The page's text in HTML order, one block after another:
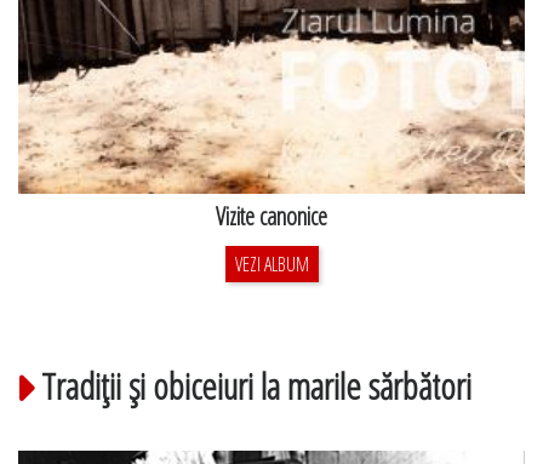
Vizite canonice
VEZI ALBUM
Tradiţii şi obiceiuri la marile sărbători